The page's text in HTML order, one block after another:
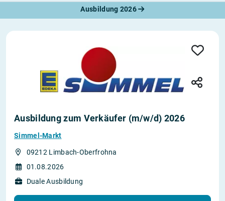
Ausbildung 2026
Ausbildung zum Verkäufer (m/w/d) 2026
Simmel-Markt
09212 Limbach-Oberfrohna
01.08.2026
Duale Ausbildung